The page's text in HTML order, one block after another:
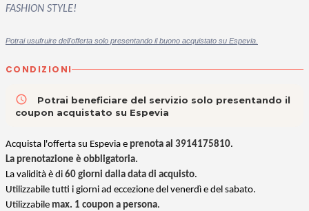
FASHION STYLE!
Potrai usufruire dell'offerta solo presentando il buono acquistato su Espevia.
CONDIZIONI
access_time
Potrai beneficiare del servizio solo presentando il
coupon acquistato su Espevia
Acquista l'offerta su Espevia e prenota al 3914175810.
La prenotazione è obbligatoria.
La validità è di 60 giorni dalla data di acquisto.
Utilizzabile tutti i giorni ad eccezione del venerdì e del sabato.
Utilizzabile max. 1 coupon a persona.